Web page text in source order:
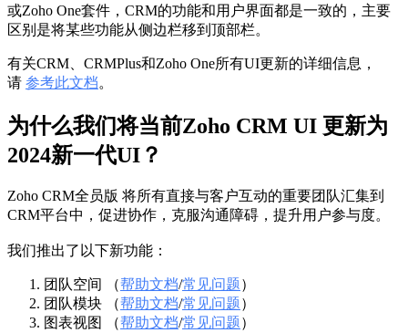
或Zoho One套件，CRM的功能和用户界面都是一致的，主要
区别是将某些功能从侧边栏移到顶部栏。
有关CRM、CRMPlus和Zoho One所有UI更新的详细信息，
请 参考此文档。
为什么我们将当前Zoho CRM UI 更新为
2024新一代UI？
Zoho CRM全员版 将所有直接与客户互动的重要团队汇集到
CRM平台中，促进协作，克服沟通障碍，提升用户参与度。
我们推出了以下新功能：
团队空间 （帮助文档/常见问题）
团队模块 （帮助文档/常见问题）
图表视图 （帮助文档/常见问题）